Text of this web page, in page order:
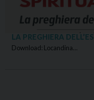
LA PREGHIERA
Download: Locandina…